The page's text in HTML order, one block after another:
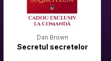
Dan Brown
Secretul secretelor